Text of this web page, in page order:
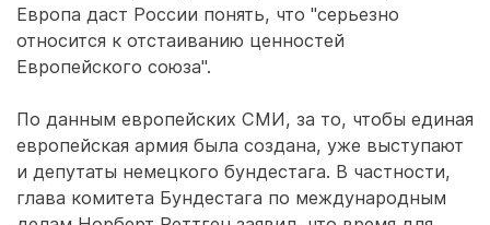
Европа даст России понять, что "серьезно
относится к отстаиванию ценностей
Европейского союза".
По данным европейских СМИ, за то, чтобы единая
европейская армия была создана, уже выступают
и депутаты немецкого бундестага. В частности,
глава комитета Бундестага по международным